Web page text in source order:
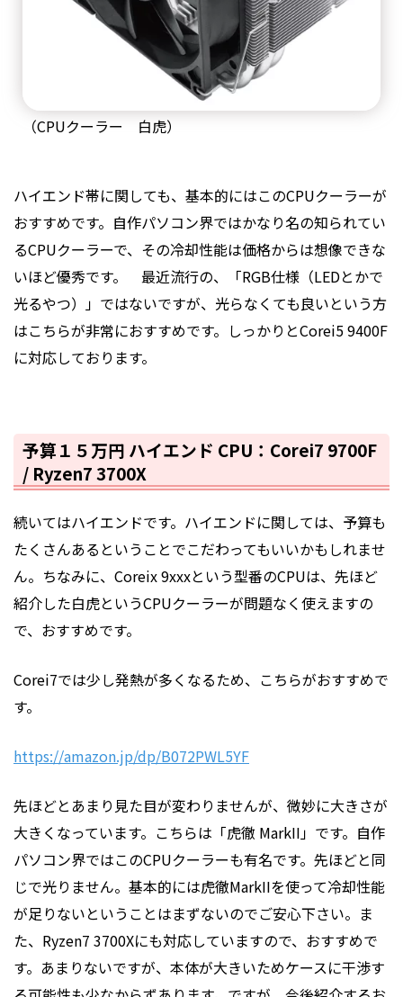
（CPUクーラー 白虎）
ハイエンド帯に関しても、基本的にはこのCPUクーラーが
おすすめです。自作パソコン界ではかなり名の知られてい
るCPUクーラーで、その冷却性能は価格からは想像できな
いほど優秀です。 最近流行の、「RGB仕様（LEDとかで
光るやつ）」ではないですが、光らなくても良いという方
はこちらが非常におすすめです。しっかりとCorei5 9400F
に対応しております。
予算１５万円 ハイエンド CPU：Corei7 9700F
/ Ryzen7 3700X
続いてはハイエンドです。ハイエンドに関しては、予算も
たくさんあるということでこだわってもいいかもしれませ
ん。ちなみに、Coreix 9xxxという型番のCPUは、先ほど
紹介した白虎というCPUクーラーが問題なく使えますの
で、おすすめです。
Corei7では少し発熱が多くなるため、こちらがおすすめで
す。
https://amazon.jp/dp/B072PWL5YF
先ほどとあまり見た目が変わりませんが、微妙に大きさが
大きくなっています。こちらは「虎徹 MarkII」です。自作
パソコン界ではこのCPUクーラーも有名です。先ほどと同
じで光りません。基本的には虎徹MarkIIを使って冷却性能
が足りないということはまずないのでご安心下さい。ま
た、Ryzen7 3700Xにも対応していますので、おすすめで
す。あまりないですが、本体が大きいためケースに干渉す